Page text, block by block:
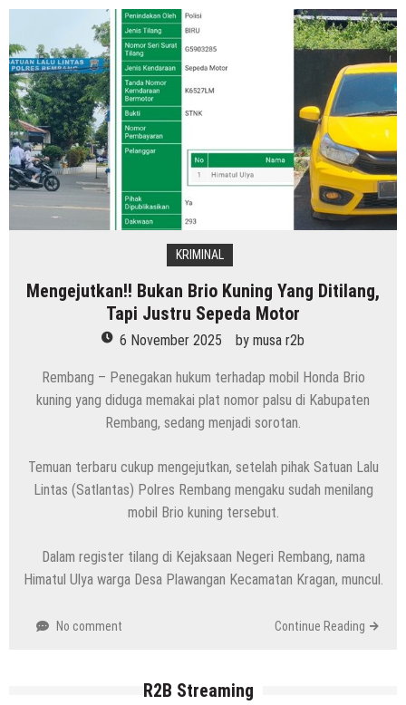
KRIMINAL
Mengejutkan!! Bukan Brio Kuning Yang Ditilang,
Tapi Justru Sepeda Motor
6 November 2025 by musa r2b
Rembang – Penegakan hukum terhadap mobil Honda Brio
kuning yang diduga memakai plat nomor palsu di Kabupaten
Rembang, sedang menjadi sorotan.
Temuan terbaru cukup mengejutkan, setelah pihak Satuan Lalu
Lintas (Satlantas) Polres Rembang mengaku sudah menilang
mobil Brio kuning tersebut.
Dalam register tilang di Kejaksaan Negeri Rembang, nama
Himatul Ulya warga Desa Plawangan Kecamatan Kragan, muncul.
No comment Continue Reading
R2B Streaming